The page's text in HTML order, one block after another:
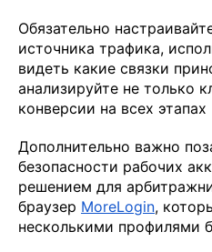
Обязательно
источника трафика,
видеть какие связки
анализируйте не только
конверсии на всех
Дополнительно важно
безопасности рабочих
решением для
браузер MoreLogin,
несколькими профилями